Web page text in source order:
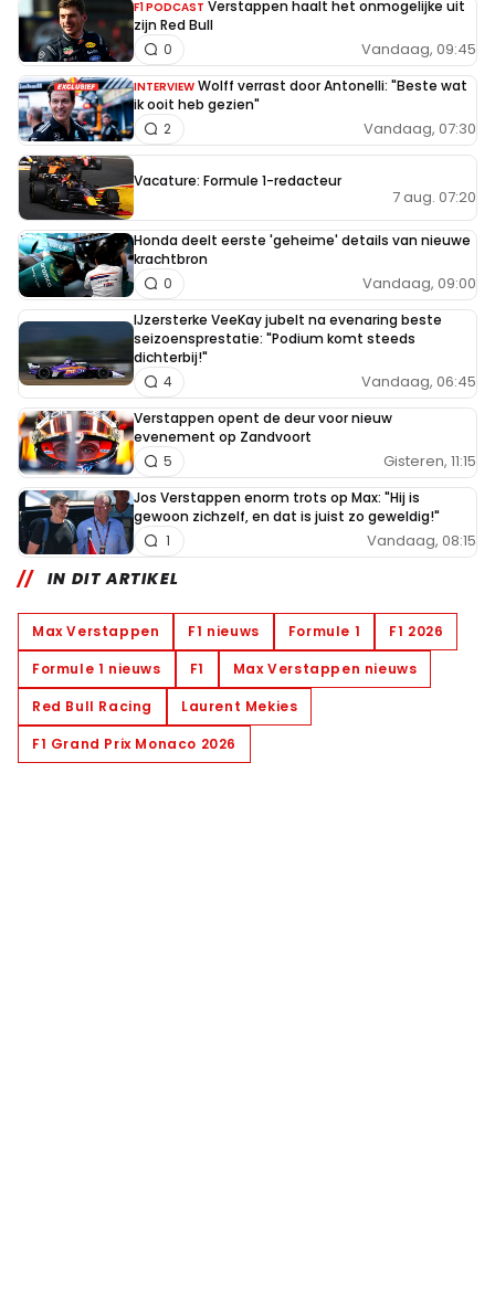
F1 PODCAST Verstappen haalt het onmogelijke uit
zijn Red Bull
Vandaag, 09:45
0
INTERVIEW Wolff verrast door Antonelli: "Beste wat
ik ooit heb gezien"
Vandaag, 07:30
2
Vacature: Formule 1-redacteur
7 aug. 07:20
Honda deelt eerste 'geheime' details van nieuwe
krachtbron
Vandaag, 09:00
0
IJzersterke VeeKay jubelt na evenaring beste
seizoensprestatie: "Podium komt steeds
dichterbij!"
Vandaag, 06:45
4
Verstappen opent de deur voor nieuw
evenement op Zandvoort
Gisteren, 11:15
5
Jos Verstappen enorm trots op Max: "Hij is
gewoon zichzelf, en dat is juist zo geweldig!"
Vandaag, 08:15
1
IN DIT ARTIKEL
Max Verstappen F1 nieuws Formule 1
F1 2026
Formule 1 nieuws
F1
Max Verstappen nieuws
Red Bull Racing
Laurent Mekies
F1 Grand Prix Monaco 2026